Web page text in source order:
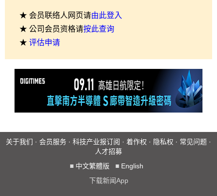
★ 会员联络人网页请由此登入
★ 公司会员资格请按此查询
★ 评估申请
关于我们 · 会员服务 · 科技产业报订阅 · 着作权 · 隐私权 · 常见问题 ·
人才招募
■ 中文繁體版 ■ English
下载新闻App